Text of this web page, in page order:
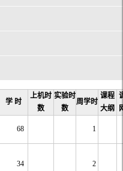
学 时
上机时
数
实验时
数
周学时
课程
大纲
68 1
34 2